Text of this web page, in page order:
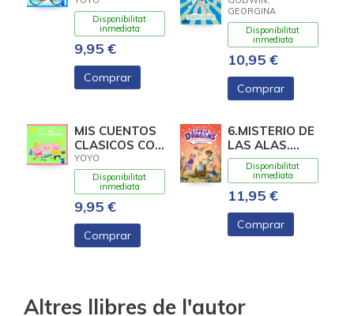
CENICIENTA
Disponibilitat
inmediata
9,95 €
Comprar
STAR)
GEORGINA
Disponibilitat
inmediata
10,95 €
Comprar
MIS CUENTOS
CLASICOS CON
TEXTURAS.
LOS TRES
CERDIT
YOYO
Disponibilitat
inmediata
9,95 €
Comprar
6.MISTERIO DE
LAS ALAS.
(LITTLE
DRAGONS)
Disponibilitat
inmediata
11,95 €
Comprar
Altres llibres de l'autor